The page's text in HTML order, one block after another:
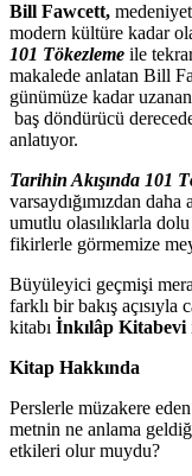
Bill Fawcett,
modern kültüre kadar
101 Tökezleme ile
makalede anlatan Bill
günümüze kadar
baş döndürücü
anlatıyor.
Tarihin Akışında 101
varsaydığımızdan
umutlu olasılıklarla
fikirlerle görmemize
Büyüleyici geçmişi
farklı bir bakış açısıyla
kitabı İnkılâp Kitabevi
Kitap Hakkında
Perslerle müzakere
metnin ne anlama
etkileri olur muydu?